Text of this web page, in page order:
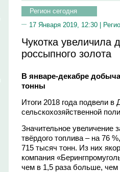
Регион сегодня
17 Января 2019, 12:30 |
Чукотка увеличила
россыпного золота
В январе-декабре добыча
тонны
Итоги 2018 года подвели
сельскохозяйственной
Значительное увеличение
твёрдого топлива – на 76
715 тысяч тонн. Из них
компания
чем в 1,5 раза больше, чем